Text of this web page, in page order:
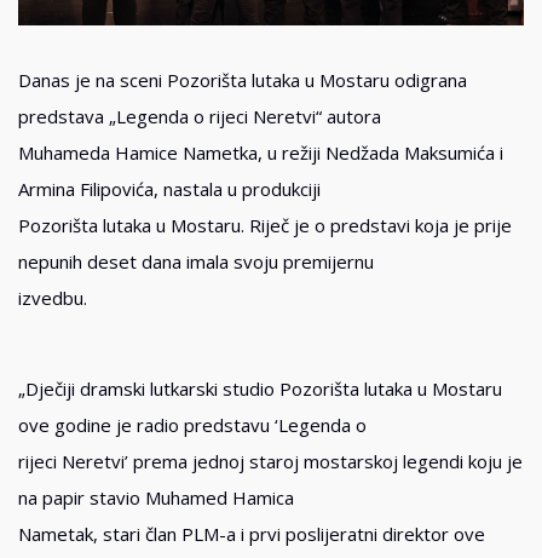
Danas je na sceni Pozorišta lutaka u Mostaru odigrana
predstava „Legenda o rijeci Neretvi“ autora
Muhameda Hamice Nametka, u režiji Nedžada Maksumića i
Armina Filipovića, nastala u produkciji
Pozorišta lutaka u Mostaru. Riječ je o predstavi koja je prije
nepunih deset dana imala svoju premijernu
izvedbu.
„Dječiji dramski lutkarski studio Pozorišta lutaka u Mostaru
ove godine je radio predstavu ‘Legenda o
rijeci Neretvi’ prema jednoj staroj mostarskoj legendi koju je
na papir stavio Muhamed Hamica
Nametak, stari član PLM-a i prvi poslijeratni direktor ove